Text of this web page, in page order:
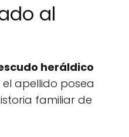
al
heráldico
apellido posea
familiar de